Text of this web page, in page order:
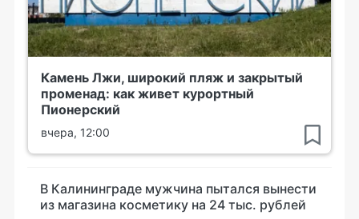
Камень Лжи, широкий пляж и закрытый
променад: как живет курортный
Пионерский
вчера, 12:00
В Калининграде мужчина пытался вынести
из магазина косметику на 24 тыс. рублей